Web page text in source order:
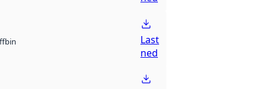
bin
Last
ned